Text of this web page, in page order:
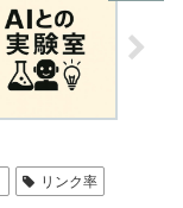
リンク率